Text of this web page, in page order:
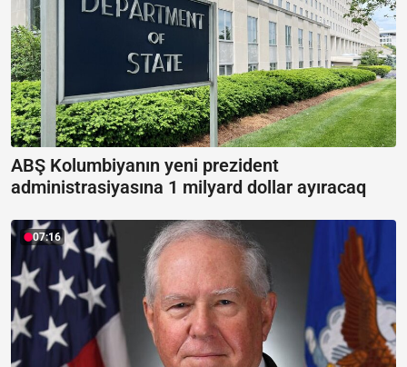
ABŞ Kolumbiyanın yeni prezident
administrasiyasına 1 milyard dollar ayıracaq
07:16